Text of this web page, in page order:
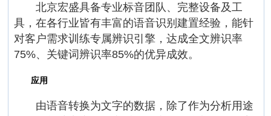
北京宏盛具备专业标音团队、完整设备及工
具，在各行业皆有丰富的语音识别建置经验，能针
对客户需求训练专属辨识引擎，达成全文辨识率
75%、关键词辨识率85%的优异成效。
应用
由语音转换为文字的数据，除了作为分析用途